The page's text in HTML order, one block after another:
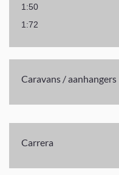
1:50
1:72
Caravans / aanhangers
Carrera